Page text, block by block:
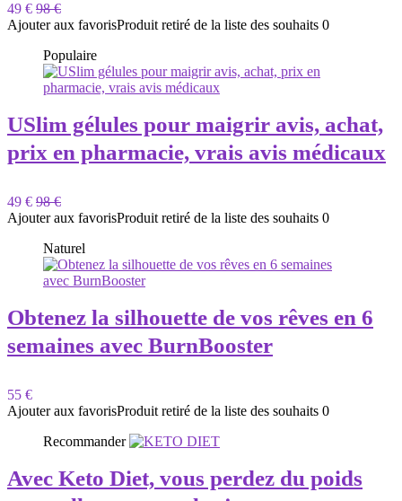
49 € 98 €
Ajouter aux favorisProduit retiré de la liste des souhaits 0
Populaire
USlim gélules pour maigrir avis, achat,
prix en pharmacie, vrais avis médicaux
49 € 98 €
Ajouter aux favorisProduit retiré de la liste des souhaits 0
Naturel
Obtenez la silhouette de vos rêves en 6
semaines avec BurnBooster
55 €
Ajouter aux favorisProduit retiré de la liste des souhaits 0
Recommander
Avec Keto Diet, vous perdez du poids